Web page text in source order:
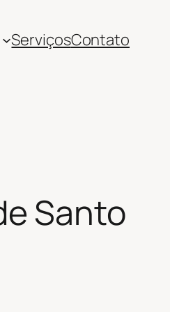
ServiçosContato
Santo